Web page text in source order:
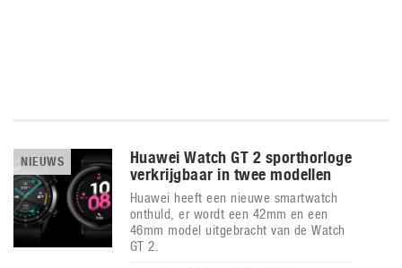
NIEUWS
Huawei Watch GT 2 sporthorloge
verkrijgbaar in twee modellen
Huawei heeft een nieuwe smartwatch
onthuld, er wordt een 42mm en een
46mm model uitgebracht van de Watch
GT 2.